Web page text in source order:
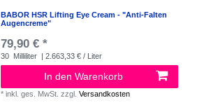
BABOR HSR Lifting Eye Cream - "Anti-Falten
Augencreme"
79,90 € *
30 Milliliter | 2.663,33 € / Liter
In den Warenkorb
*inkl. ges. MwSt. zzgl.Versandkosten